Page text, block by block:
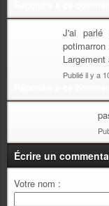
J'ai parlé
Publié il y a
Écrire un
Votre nom :